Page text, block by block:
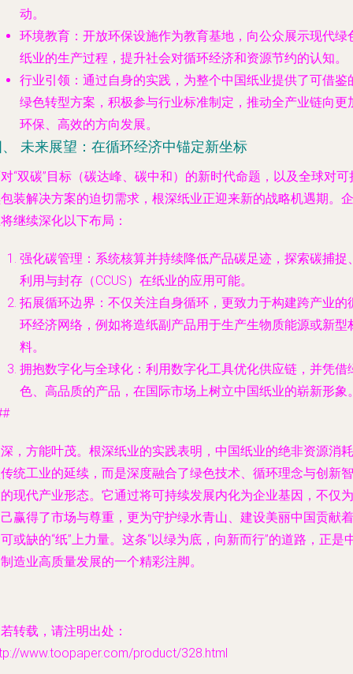
动。
环境教育 ：开放环保设施作为教育基地，向公众展示现代绿
纸业的生产过程，提升社会对循环经济和资源节约的认知。
行业引领 ：通过自身的实践，为整个中国纸业提供了可借鉴
绿色转型方案，积极参与行业标准制定，推动全产业链向更
环保、高效的方向发展。
未来展望：在循环经济中锚定新坐标
“双碳”目标（碳达峰、碳中和）的新时代命题，以及全球对可
装解决方案的迫切需求，根深纸业正迎来新的战略机遇期。企
继续深化以下布局：
强化碳管理 ：系统核算并持续降低产品碳足迹，探索碳捕捉
利用与封存（CCUS）在纸业的应用可能。
拓展循环边界 ：不仅关注自身循环，更致力于构建跨产业的
环经济网络，例如将造纸副产品用于生产生物质能源或新型
料。
拥抱数字化与全球化 ：利用数字化工具优化供应链，并凭借
色、高品质的产品，在国际市场上树立中国纸业的崭新形象
，方能叶茂。根深纸业的实践表明，中国纸业的绝非资源消耗
统工业的延续，而是深度融合了绿色技术、循环理念与创新智
现代产业形态。它通过将可持续发展内化为企业基因，不仅为
赢得了市场与尊重，更为守护绿水青山、建设美丽中国贡献着
或缺的“纸”上力量。这条“以绿为底，向新而行”的道路，正是
造业高质量发展的一个精彩注脚。
转载，请注明出处：
www.toopaper.com/product/328.html